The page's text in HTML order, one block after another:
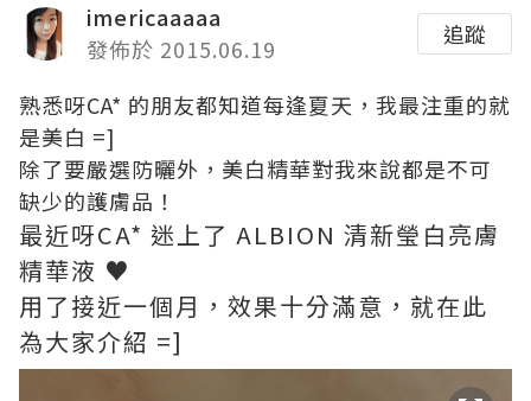
imericaaaaa
發佈於 2015.06.19
追蹤
熟悉呀CA* 的朋友都知道每逢夏天，我最注重的就
是美白 =]
除了要嚴選防曬外，美白精華對我來說都是不可
缺少的護膚品！
最近呀CA* 迷上了 ALBION 清新瑩白亮膚
精華液 ♥
用了接近一個月，效果十分滿意，就在此
為大家介紹 =]